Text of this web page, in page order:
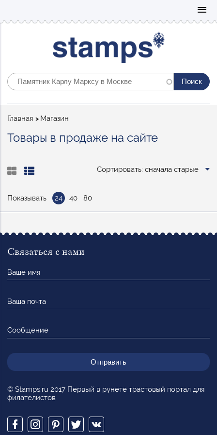
menu
Строка
Главная Магазин
Товары в продаже на сайте
Сортировать: сначала старые
Показывать 24 40 80
© Stamps.ru 2017 Первый в рунете трастовый портал для
филателистов
Связаться с нами
имя
почта
Сообщение